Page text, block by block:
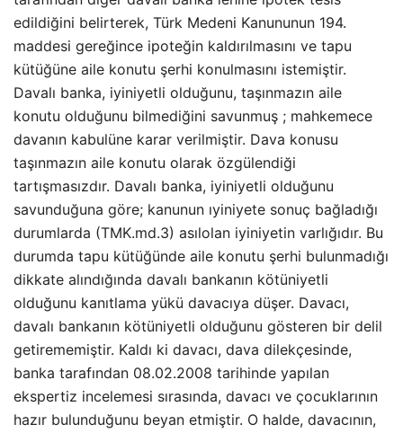
edildiğini belirterek, Türk Medeni Kanununun 194.
maddesi gereğince ipoteğin kaldırılmasını ve tapu
kütüğüne aile konutu şerhi konulmasını istemiştir.
Davalı banka, iyiniyetli olduğunu, taşınmazın aile
konutu olduğunu bilmediğini savunmuş ; mahkemece
davanın kabulüne karar verilmiştir. Dava konusu
taşınmazın aile konutu olarak özgülendiği
tartışmasızdır. Davalı banka, iyiniyetli olduğunu
savunduğuna göre; kanunun ıyiniyete sonuç bağladığı
durumlarda (TMK.md.3) asılolan iyiniyetin varlığıdır. Bu
durumda tapu kütüğünde aile konutu şerhi bulunmadığı
dikkate alındığında davalı bankanın kötüniyetli
olduğunu kanıtlama yükü davacıya düşer. Davacı,
davalı bankanın kötüniyetli olduğunu gösteren bir delil
getirememiştir. Kaldı ki davacı, dava dilekçesinde,
banka tarafından 08.02.2008 tarihinde yapılan
ekspertiz incelemesi sırasında, davacı ve çocuklarının
hazır bulunduğunu beyan etmiştir. O halde, davacının,